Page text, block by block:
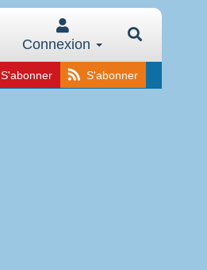
Connexion
S'abonner S'abonner